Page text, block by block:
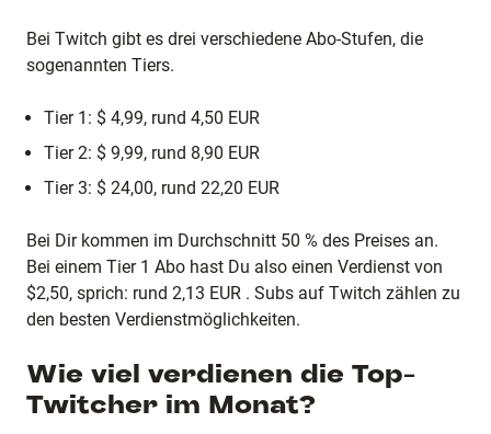
Bei Twitch gibt es drei verschiedene Abo-Stufen, die
sogenannten Tiers.
Tier 1: $ 4,99, rund 4,50 EUR
Tier 2: $ 9,99, rund 8,90 EUR
Tier 3: $ 24,00, rund 22,20 EUR
Bei Dir kommen im Durchschnitt 50 % des Preises an.
Bei einem Tier 1 Abo hast Du also einen Verdienst von
$2,50, sprich: rund 2,13 EUR . Subs auf Twitch zählen zu
den besten Verdienstmöglichkeiten.
Wie viel verdienen die Top-
Twitcher im Monat?